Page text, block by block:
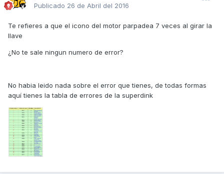
Publicado 26 de Abril del 2016
Te refieres a que el icono del motor parpadea 7 veces al girar la
llave
¿No te sale ningun numero de error?
No habia leido nada sobre el error que tienes, de todas formas
aquí tienes la tabla de errores de la superdink